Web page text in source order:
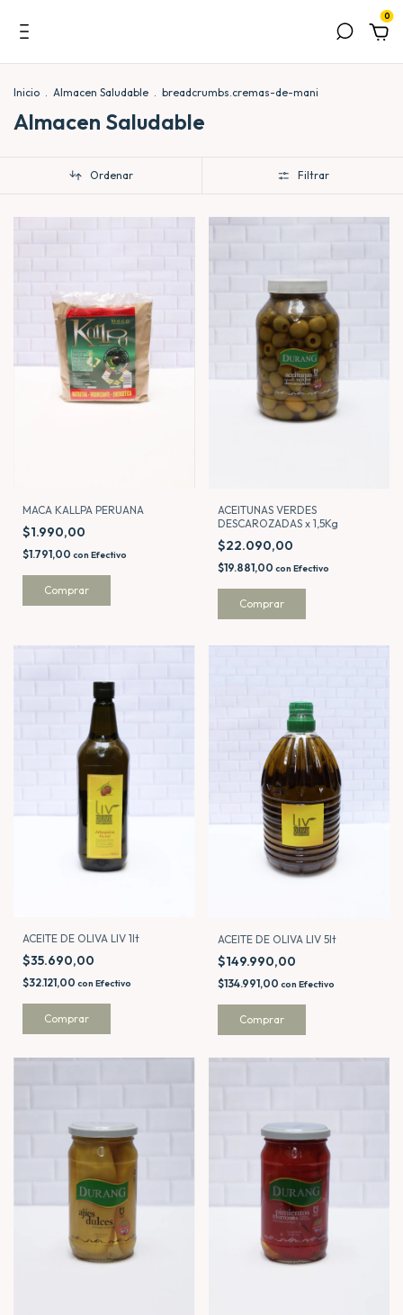
0
Inicio . Almacen Saludable . breadcrumbs.cremas-de-mani
Almacen Saludable
Ordenar Filtrar
MACA KALLPA PERUANA
$1.990,00
$1.791,00 con Efectivo
Comprar
ACEITUNAS VERDES
DESCAROZADAS x 1,5Kg
$22.090,00
$19.881,00 con Efectivo
ACEITE DE OLIVA LIV 1lt
$35.690,00
$32.121,00 con Efectivo
Comprar
ACEITE DE OLIVA LIV 5lt
$149.990,00
$134.991,00 con Efectivo
Comprar